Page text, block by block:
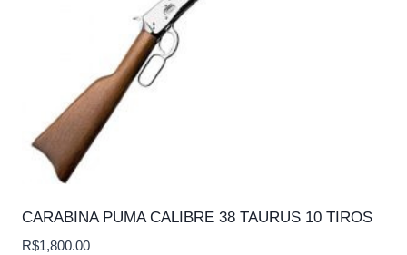
CARABINA PUMA CALIBRE 38 TAURUS 10 TIROS
R$1,800.00